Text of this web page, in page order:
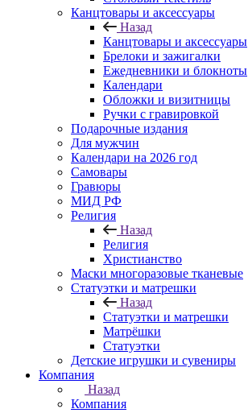
Канцтовары и аксессуары
Назад
Канцтовары и аксессуары
Брелоки и зажигалки
Ежедневники и блокноты
Календари
Обложки и визитницы
Ручки с гравировкой
Подарочные издания
Для мужчин
Календари на 2026 год
Самовары
Гравюры
МИД РФ
Религия
Назад
Религия
Христианство
Маски многоразовые тканевые
Статуэтки и матрешки
Назад
Статуэтки и матрешки
Матрёшки
Статуэтки
Детские игрушки и сувениры
Компания
Назад
Компания